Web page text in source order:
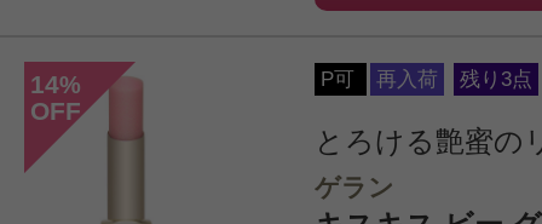
14%
OFF
P可 再入荷 残り3点
とろける艶蜜の
ゲラン